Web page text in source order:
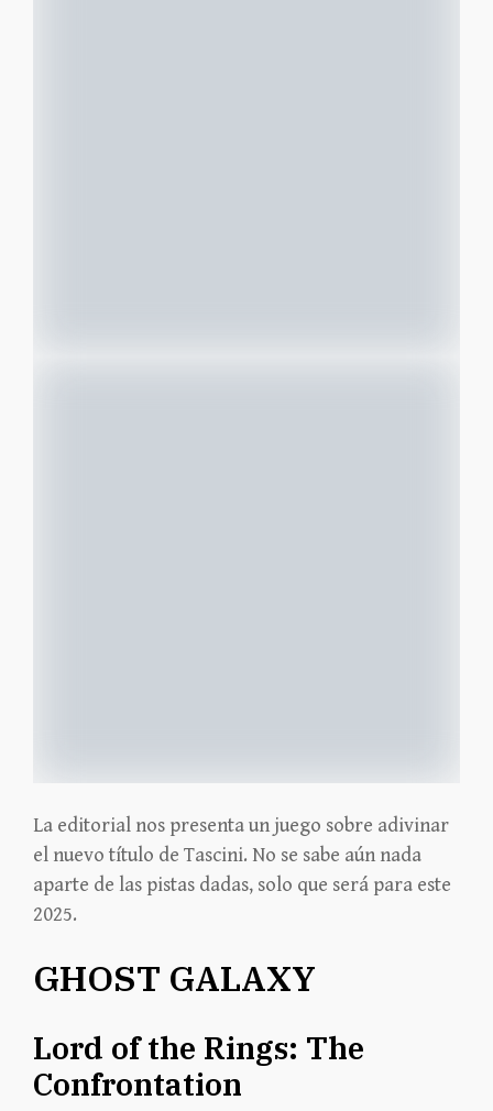
La editorial nos presenta un juego sobre adivinar
el nuevo título de Tascini. No se sabe aún nada
aparte de las pistas dadas, solo que será para este
2025.
GHOST GALAXY
Lord of the Rings: The
Confrontation